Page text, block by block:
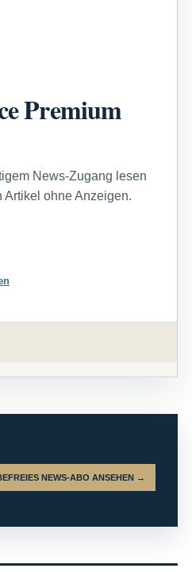
Premium
News-Zugang lesen
ohne Anzeigen.
NEWS-ABO ANSEHEN →